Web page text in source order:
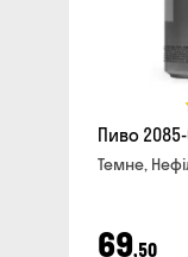
Пиво
Темне,
69,50